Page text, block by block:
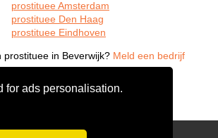
for ads personalisation.
prostituee Amsterdam
prostituee Den Haag
prostituee Eindhoven
prostituee in Beverwijk? Meld een bedrijf